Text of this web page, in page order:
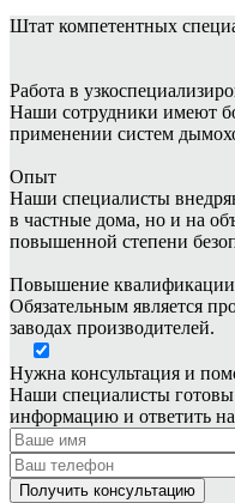
Штат компетентных
Работа в
Наши сотрудники имеют
применении систем
Опыт
Наши специалисты
в частные дома, но и на
повышенной степени
Повышение квалификации
Обязательным является
заводах производителей.
Нужна консультация и
Наши специалисты
информацию и ответить